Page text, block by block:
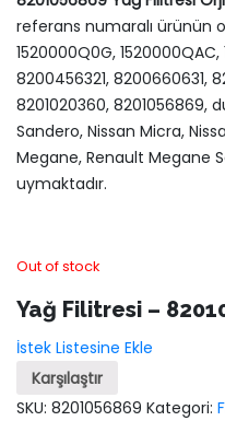
referans numaralı ürünün
1520000Q0G,
8200456321, 8200660631,
8201020360, 8201056869,
Sandero, Nissan Micra,
Megane, Renault Megane
uymaktadır.
Out of stock
Yağ Filitresi –
İstek Listesine Ekle
Karşılaştır
SKU: 8201056869 Kategori: